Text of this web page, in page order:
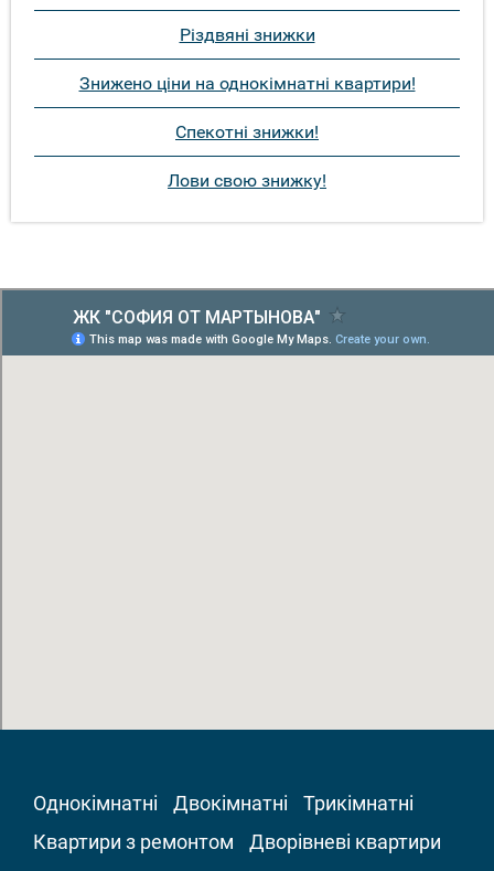
Різдвяні знижки
Знижено ціни на однокімнатні квартири!
Спекотні знижки!
Лови свою знижку!
Однокімнатні Двокімнатні
Трикімнатні
Квартири з ремонтом
Дворівневі квартири